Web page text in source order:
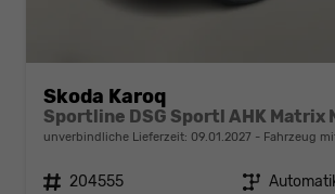
Skoda Karoq
unverbindliche Lieferzeit: 09.01.2027 Fahrzeug
Fahrzeugnr. 204555 Getriebe